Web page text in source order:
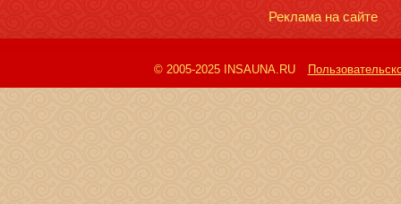
Реклама на сайте
© 2005-2025 INSAUNA.RU